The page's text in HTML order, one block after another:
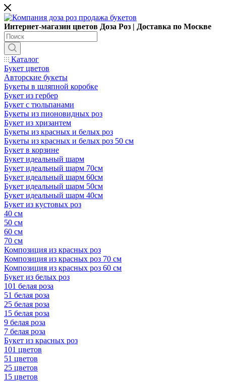
Интернет-магазин цветов Доза Роз | Доставка по Москве
Каталог
Букет цветов
Авторские букеты
Букеты в шляпной коробке
Букет из гербер
Букет с тюльпанами
Букеты из пионовидных роз
Букет из хризантем
Букеты из красных и белых роз
Букеты из красных и белых роз 50 см
Букет в корзине
Букет идеальный шарм
Букет идеальный шарм 70см
Букет идеальный шарм 60см
Букет идеальный шарм 50см
Букет идеальный шарм 40см
Букет из кустовых роз
40 см
50 см
60 см
70 см
Композиция из красных роз
Композиция из красных роз 70 см
Композиция из красных роз 60 см
Букет из белых роз
101 белая роза
51 белая роза
25 белая роза
15 белая роза
9 белая роза
7 белая роза
Букет из красных роз
101 цветов
51 цветов
25 цветов
15 цветов